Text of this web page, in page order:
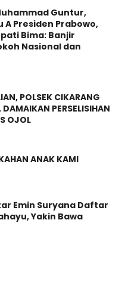
Guntur,
A Presiden Prabowo,
Bima: Banjir
Nasional dan
POLSEK CIKARANG
DAMAIKAN PERSELISIHAN
OJOL
ANAK KAMI
Emin Suryana Daftar
Yakin Bawa